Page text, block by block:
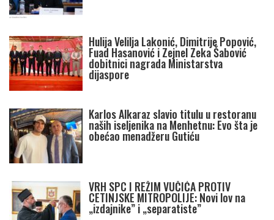
Hulija Velilja Lakonić, Dimitrije Popović,
Fuad Hasanović i Zejnel Zeka Šabović
dobitnici nagrada Ministarstva
dijaspore
Karlos Alkaraz slavio titulu u restoranu
naših iseljenika na Menhetnu: Evo šta je
obećao menadžeru Gutiću
VRH SPC I REŽIM VUČIĆA PROTIV
CETINJSKE MITROPOLIJE: Novi lov na
„izdajnike” i „separatiste”